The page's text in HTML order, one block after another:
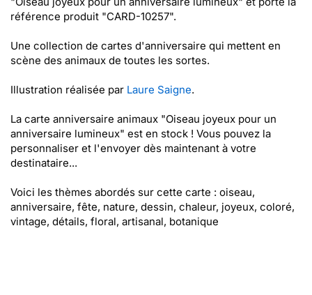
référence produit "CARD-10257".
Une collection de cartes d'anniversaire qui mettent en
scène des animaux de toutes les sortes.
Illustration réalisée par Laure Saigne.
La carte anniversaire animaux "Oiseau joyeux pour un
anniversaire lumineux" est en stock ! Vous pouvez la
personnaliser et l'envoyer dès maintenant à votre
destinataire...
Voici les thèmes abordés sur cette carte : oiseau,
anniversaire, fête, nature, dessin, chaleur, joyeux, coloré,
vintage, détails, floral, artisanal, botanique